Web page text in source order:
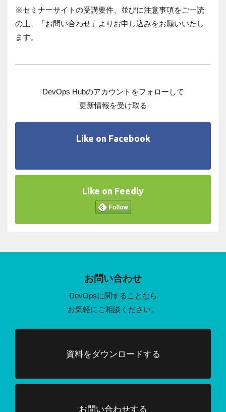
※セミナーサイトの受講要件、並びに注意事項をご一読
の上、「お問い合わせ」より お申し込みをお願いいたし
ます。
DevOps Hubのアカウントをフォローして
更新情報を受け取る
Like on Facebook
Like on Feedly
お問い合わせ
DevOpsに関することなら
お気軽にご相談ください。
資料をダウンロードする
お問い合わせする